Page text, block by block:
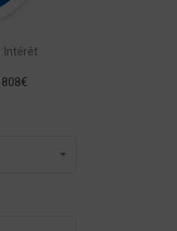
Intérêt
808€